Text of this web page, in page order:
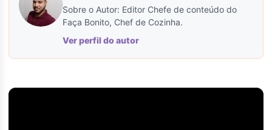
Sobre o Autor: Editor Chefe de conteúdo do
Faça Bonito, Chef de Cozinha.
Ver perfil do autor